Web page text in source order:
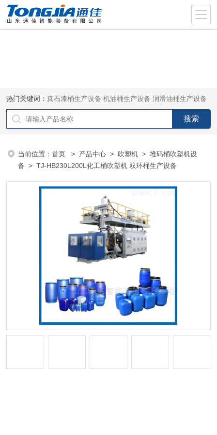
热门关键词：真石漆桶生产设备 机油桶生产设备 润滑油桶生产设备
当前位置：首页 > 产品中心 > 吹塑机 >堆码桶吹塑机设
备 > TJ-HB230L200L化工桶吹塑机 双环桶生产设备